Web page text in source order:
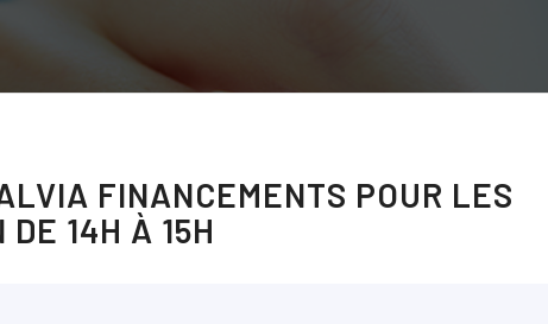
FINANCEMENTS POUR LES
14H À 15H